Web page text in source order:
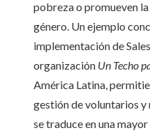
pobreza o promueven
género. Un ejemplo
implementación de
organización Un Techo
América Latina,
gestión de voluntarios y
se traduce en una